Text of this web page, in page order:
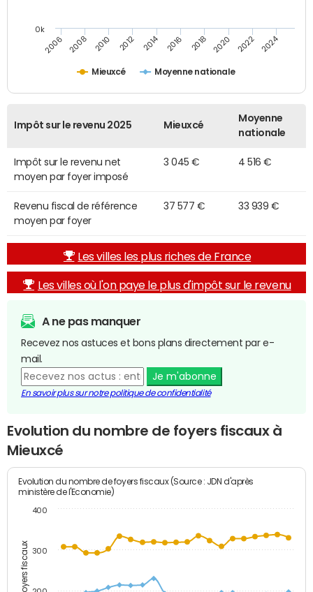
Mieuxcé Moyenne nationale
2006 2008 2010 2012 2014 2016 2018 2020 2022 2024
0k
Impôt sur le revenu 2025 Mieuxcé
Moyenne
nationale
Impôt sur le revenu net
moyen par foyer imposé
3 045 € 4 516 €
Revenu fiscal de référence
moyen par foyer
37 577 € 33 939 €
Les villes les plus riches de France
Les villes où l'on paye le plus d'impôt sur le revenu
A ne pas manquer
Recevez nos astuces et bons plans directement par e-
mail.
Je m'abonne
En savoir plus sur notre politique de confidentialité
Evolution du nombre de foyers fiscaux à
Mieuxcé
Evolution du nombre de foyers fiscaux (Source : JDN d'après
ministère de l'Economie)
300
400